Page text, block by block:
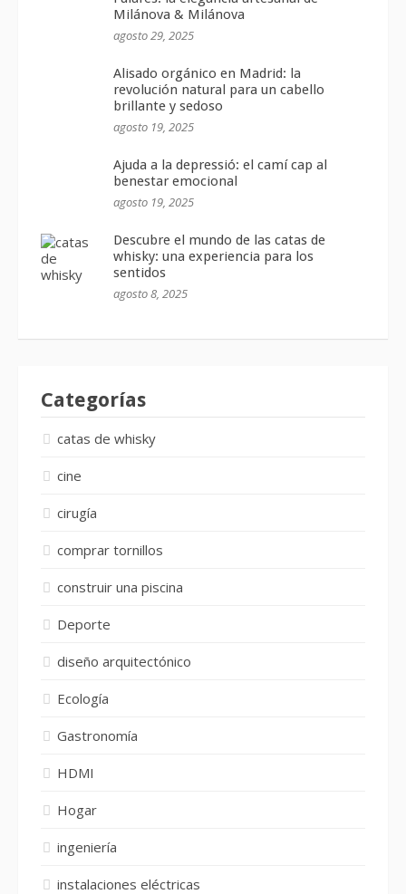
Milánova & Milánova
agosto 29, 2025
Alisado orgánico en Madrid: la
revolución natural para un cabello
brillante y sedoso
agosto 19, 2025
Ajuda a la depressió: el camí cap al
benestar emocional
agosto 19, 2025
Descubre el mundo de las catas de
whisky: una experiencia para los
sentidos
agosto 8, 2025
Categorías
catas de whisky
cine
cirugía
comprar tornillos
construir una piscina
Deporte
diseño arquitectónico
Ecología
Gastronomía
HDMI
Hogar
ingeniería
instalaciones eléctricas